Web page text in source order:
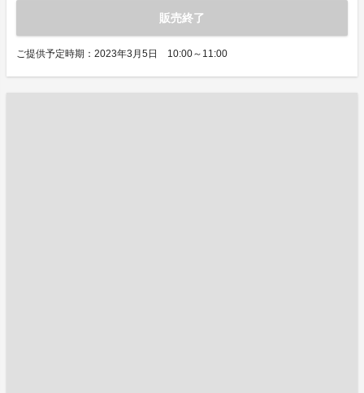
販売終了
ご提供予定時期：2023年3月5日 10:00～11:00